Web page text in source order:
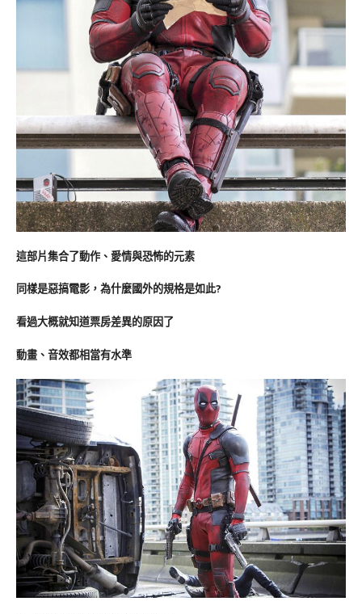
這部片集合了動作、愛情與恐怖的元素
同樣是惡搞電影，為什麼國外的規格是如此?
看過大概就知道票房差異的原因了
動畫、音效都相當有水準